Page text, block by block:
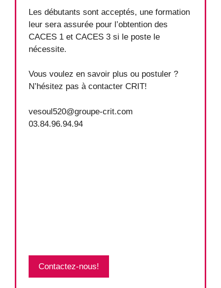
Les débutants sont acceptés, une formation
leur sera assurée pour l’obtention des
CACES 1 et CACES 3 si le poste le
nécessite.
Vous voulez en savoir plus ou postuler ?
N’hésitez pas à contacter CRIT!
vesoul520@groupe-crit.com
03.84.96.94.94
Contactez-nous!